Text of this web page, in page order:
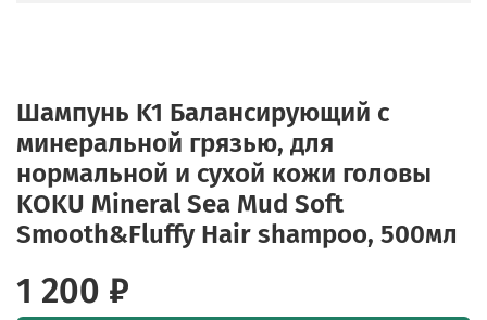
Шампунь K1 Балансирующий с
минеральной грязью, для
нормальной и сухой кожи головы
KOKU Mineral Sea Mud Soft
Smooth&Fluffy Hair shampoo, 500мл
1 200 ₽